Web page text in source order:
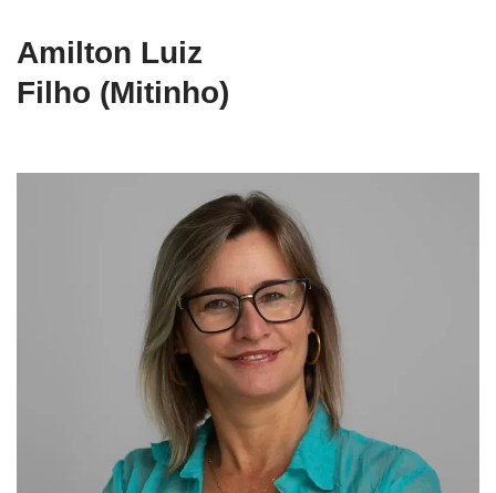
Amilton Luiz
Filho (Mitinho)